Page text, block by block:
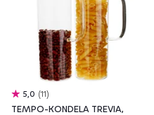
5,0 11
TEMPO-KONDELA TREVIA,